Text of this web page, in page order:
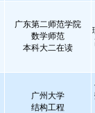
广东第二师范学院
数学师范
本科大二在读
广州大学
结构工程